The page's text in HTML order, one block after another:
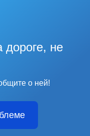
дороге, не
о ней!